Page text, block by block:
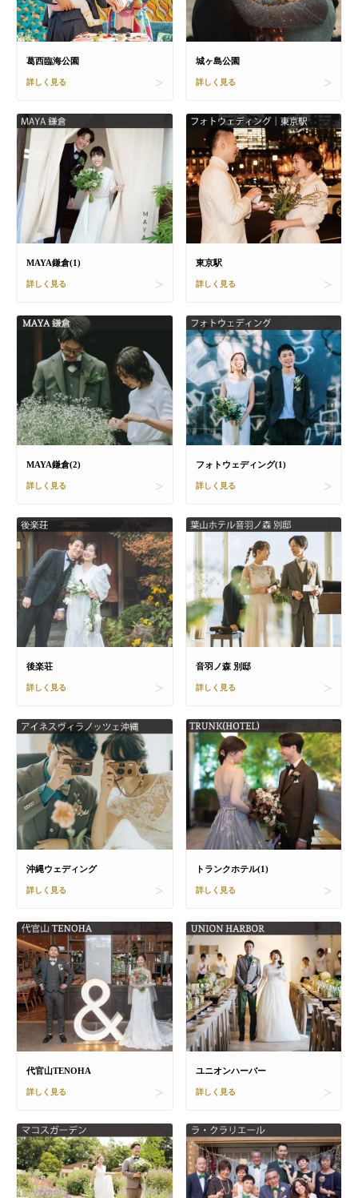
葛西臨海公園
詳しく見る
城ヶ島公園
詳しく見る
MAYA鎌倉(1)
詳しく見る
東京駅
詳しく見る
MAYA鎌倉(2)
詳しく見る
フォトウェディング(1)
詳しく見る
後楽荘
詳しく見る
音羽ノ森 別邸
詳しく見る
沖縄ウェディング
詳しく見る
トランクホテル(1)
詳しく見る
代官山TENOHA
詳しく見る
ユニオンハーバー
詳しく見る